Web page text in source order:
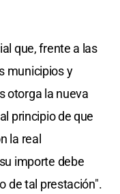
que, frente a las
municipios y
otorga la nueva
principio de que
la real
importe debe
de tal prestación".